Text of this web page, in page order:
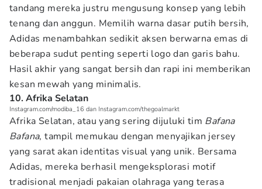
tandang mereka justru mengusung konsep yang lebih
tenang dan anggun. Memilih warna dasar putih bersih,
Adidas menambahkan sedikit aksen berwarna emas di
beberapa sudut penting seperti logo dan garis bahu.
Hasil akhir yang sangat bersih dan rapi ini memberikan
kesan mewah yang minimalis.
10. Afrika Selatan
Instagram.com/modiba_16 dan Instagram.com/thegoalmarkt
Afrika Selatan, atau yang sering dijuluki tim Bafana
Bafana, tampil memukau dengan menyajikan jersey
yang sarat akan identitas visual yang unik. Bersama
Adidas, mereka berhasil mengeksplorasi motif
tradisional menjadi pakaian olahraga yang terasa